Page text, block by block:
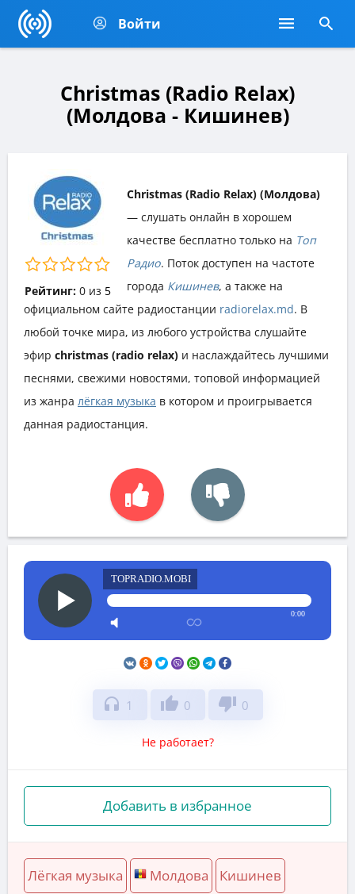
Войти
Christmas (Radio Relax)
(Молдова - Кишинев)
Рейтинг: 0из 5
Christmas (Radio Relax) (Молдова)
— слушать онлайн в хорошем
качестве бесплатно только на Топ
Радио. Поток доступен на частоте
города Кишинев, а также на
официальном сайте радиостанции radiorelax.md. В
любой точке мира, из любого устройства слушайте
эфир christmas (radio relax) и наслаждайтесь лучшими
песнями, свежими новостями, топовой информацией
из жанра лёгкая музыка в котором и проигрывается
данная радиостанция.
TOPRADIO.MOBI
0:00
headphones 1 thumb_up 0 thumb_down 0
Не работает?
Добавить в избранное
Лёгкая музыка Молдова Кишинев